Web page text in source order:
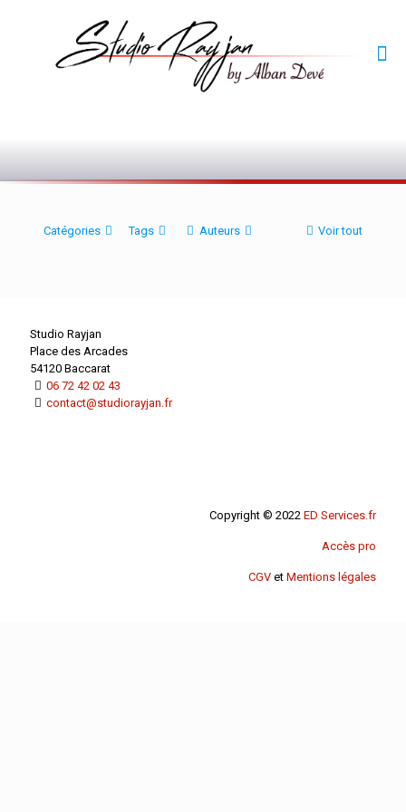
Catégories Tags Auteurs Voir tout
Studio Rayjan
Place des Arcades
54120 Baccarat
06 72 42 02 43
contact@studiorayjan.fr
Copyright © 2022 ED Services.fr
Accès pro
CGV et Mentions légales